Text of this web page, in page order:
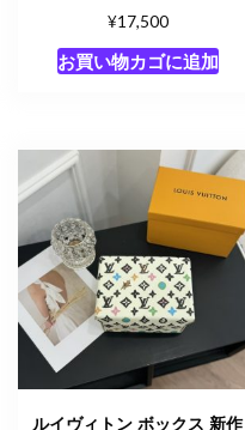
¥17,500
お買い物カゴに追加
ルイヴィトン ボックス 新作